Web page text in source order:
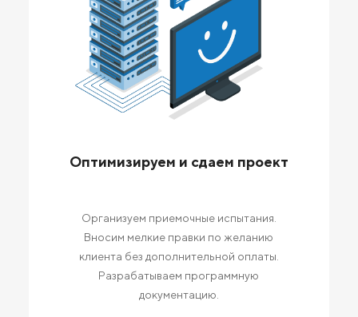
Оптимизируем и сдаем проект
Организуем приемочные испытания.
Вносим мелкие правки по желанию
клиента без дополнительной оплаты.
Разрабатываем программную
документацию.